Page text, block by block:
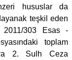
hususlar da
teşkil eden
2011/303 Esas -
toplam
2. Sulh Ceza